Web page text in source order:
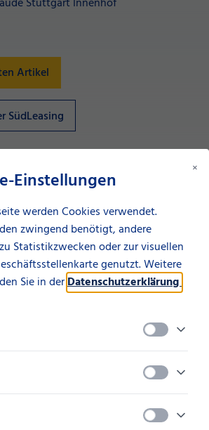
×
Einstellungen
werden Cookies verwendet.
zwingend benötigt, andere
Statistikzwecken oder zur visuellen
genutzt. Weitere
Sie in derDatenschutzerklärung
Artikel
SüdLeasing
Zukunft